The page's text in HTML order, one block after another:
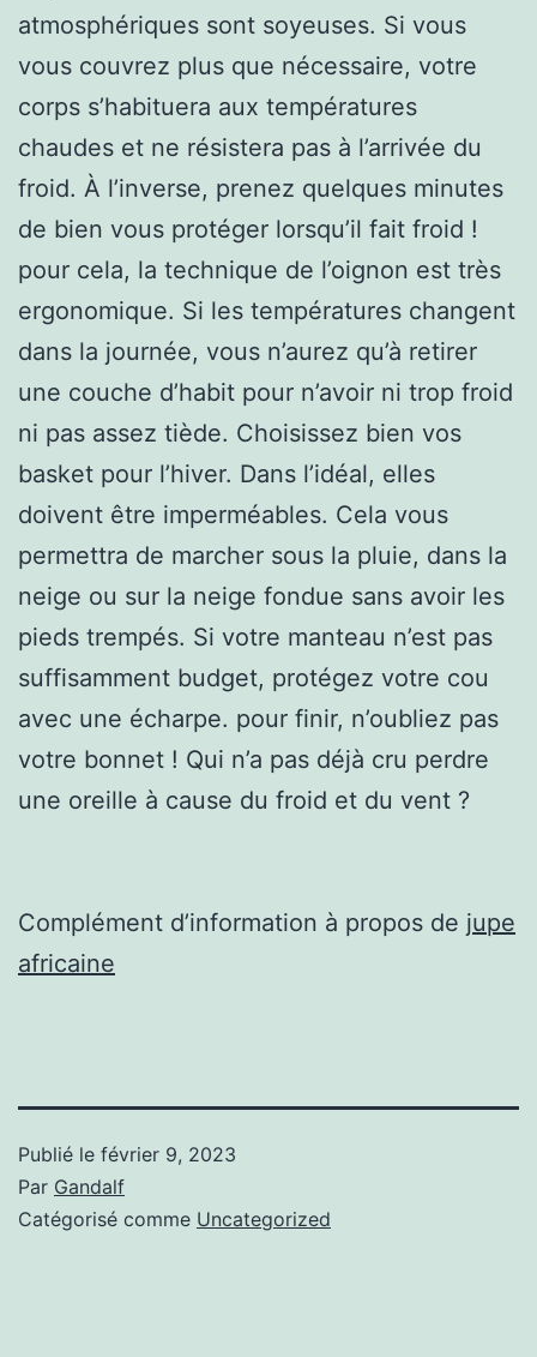
atmosphériques sont soyeuses. Si vous
vous couvrez plus que nécessaire, votre
corps s’habituera aux températures
chaudes et ne résistera pas à l’arrivée du
froid. À l’inverse, prenez quelques minutes
de bien vous protéger lorsqu’il fait froid !
pour cela, la technique de l’oignon est très
ergonomique. Si les températures changent
dans la journée, vous n’aurez qu’à retirer
une couche d’habit pour n’avoir ni trop froid
ni pas assez tiède. Choisissez bien vos
basket pour l’hiver. Dans l’idéal, elles
doivent être imperméables. Cela vous
permettra de marcher sous la pluie, dans la
neige ou sur la neige fondue sans avoir les
pieds trempés. Si votre manteau n’est pas
suffisamment budget, protégez votre cou
avec une écharpe. pour finir, n’oubliez pas
votre bonnet ! Qui n’a pas déjà cru perdre
une oreille à cause du froid et du vent ?
Complément d’information à propos de jupe
africaine
Publié le février 9, 2023
Par Gandalf
Catégorisé comme Uncategorized